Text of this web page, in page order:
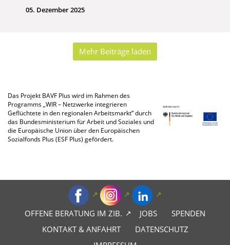
05. Dezember 2025
Mehr Beiträge laden
Das Projekt BAVF Plus wird im Rahmen des
Programms „WIR – Netzwerke integrieren
Geflüchtete in den regionalen Arbeitsmarkt“ durch
das Bundesministerium für Arbeit und Soziales und
die Europäische Union über den Europäischen
Sozialfonds Plus (ESF Plus) gefördert.
OFFENE BERATUNG IM ZIB. JOBS
SPENDEN
KONTAKT & ANFAHRT
DATENSCHUTZ